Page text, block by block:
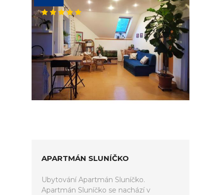
APARTMÁN SLUNÍČKO
Ubytování Apartmán Sluníčko.
Apartmán Sluníčko se nachází v